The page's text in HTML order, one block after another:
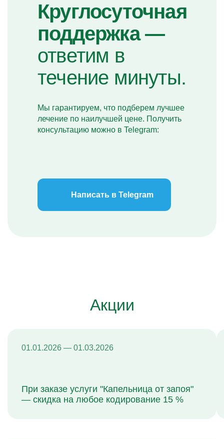
Круглосуточная
поддержка —
ответим в
течение минуты.
Мы гарантируем, что подберем лучшее
лечение по наилучшей цене. Получить
консультацию можно в Telegram:
Написать в Telegram
Акции
01.01.2026 — 01.03.2026
При заказе услуги "Капельница от запоя"
— скидка на любое кодирование 15 %